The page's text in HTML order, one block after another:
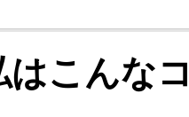
はこんな